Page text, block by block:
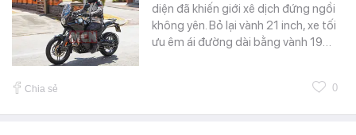
diện đã khiến giới xê dịch đứng ngồi
không yên. Bỏ lại vành 21 inch, xe tối
ưu êm ái đường dài bằng vành 19…
Chia sẻ 0